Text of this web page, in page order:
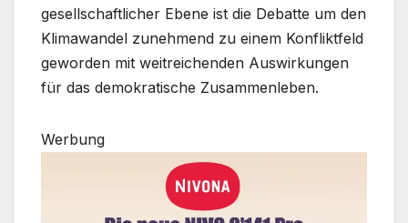
gesellschaftlicher Ebene ist die Debatte um den
Klimawandel zunehmend zu einem Konfliktfeld
geworden mit weitreichenden Auswirkungen
für das demokratische Zusammenleben.
Werbung